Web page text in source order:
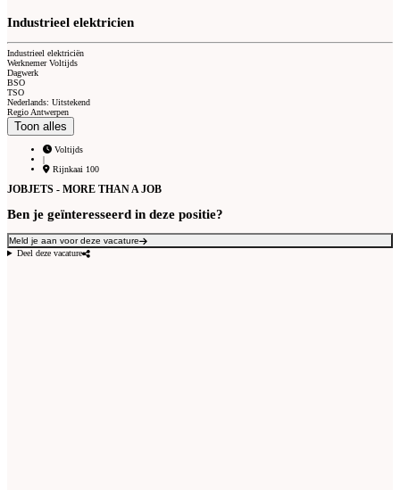
Industrieel elektricien
Industrieel elektriciën
Werknemer Voltijds
Dagwerk
BSO
TSO
Nederlands: Uitstekend
Regio Antwerpen
Toon alles
Voltijds
|
Rijnkaai 100
JOBJETS - MORE THAN A JOB
Ben je geïnteresseerd in deze positie?
Meld je aan voor deze vacature
Deel deze vacature